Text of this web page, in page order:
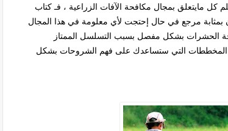
مايتعلق بمجال مكافحة الآفات الزراعية ، فـ كتاب
بمثابة مرجع في حال إحتجت لأي معلومة في هذا المجال
الحشرات بشكل مفصل بسبب التسلسل الممتاز
المخططات التي ستساعدك على فهم الشروحات بشكل